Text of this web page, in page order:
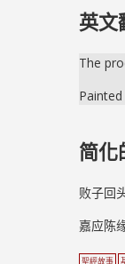
英文
The
简化
败子回
嘉应陈
聖經故事